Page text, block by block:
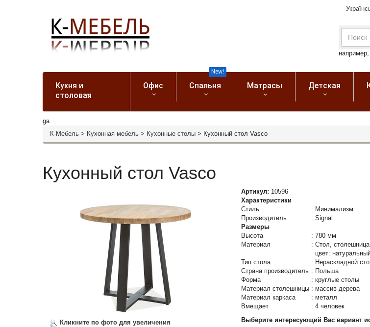
например,
Кухня и
столовая
Офис Спальня
New!
Матрасы Детская
ga
К-Мебель > Кухонная мебель > Кухонные столы > Кухонный стол Vasco
Кухонный стол Vasco
Кликните по фото для увеличения
Артикул: 10596
Характеристики
Стиль
: Минимализм
Производитель
: Signal
Размеры
Высота
: 780 мм
Материал
: Стол,
цвет:
Тип стола
: Нераскладной
Страна производитель : Польша
Форма
: круглые столы
Материал столешницы : массив дерева
Материал каркаса
: металл
Вмещает
: 4 человек
Выберите интересующий Вас вариант